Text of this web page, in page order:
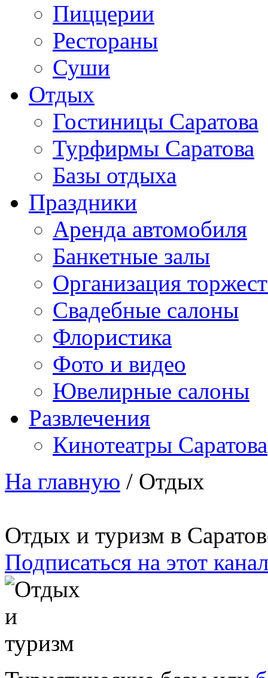
Пиццерии
Рестораны
Суши
Отдых
Гостиницы Саратова
Турфирмы Саратова
Базы отдыха
Праздники
Аренда автомобиля
Банкетные залы
Организация
Свадебные салоны
Флористика
Фото и видео
Ювелирные салоны
Развлечения
Кинотеатры Саратова
На главную / Отдых
Отдых и туризм в
Подписаться на этот